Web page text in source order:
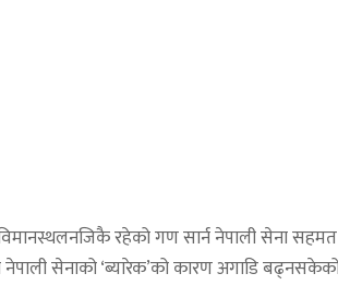
विमानस्थलनजिकै रहेको गण सार्न नेपाली सेना
सेनाको ‘ब्यारेक’को कारण अगाडि